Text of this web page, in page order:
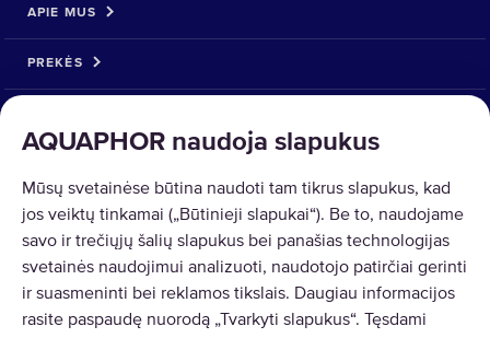
AQUAPHOR naudoja slapukus
Mūsų svetainėse būtina naudoti tam tikrus slapukus, kad
jos veiktų tinkamai („Būtinieji slapukai“). Be to, naudojame
savo ir trečiųjų šalių slapukus bei panašias technologijas
svetainės naudojimui analizuoti, naudotojo patirčiai gerinti
ir suasmeninti bei reklamos tikslais. Daugiau informacijos
rasite paspaudę nuorodą „Tvarkyti slapukus“. Tęsdami
APIE MUS
PREKĖS
Copyright © 2026 AQUAPHOR.